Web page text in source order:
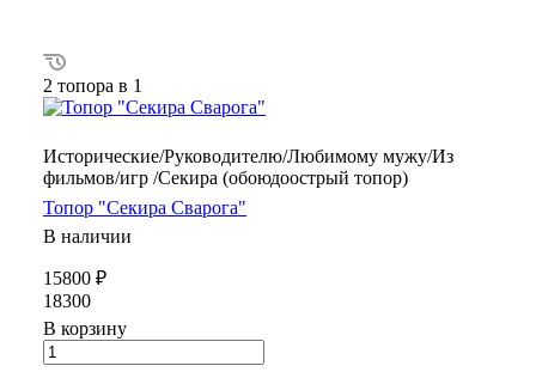
2 топора в 1
Исторические/Руководителю/Любимому мужу/Из
фильмов/игр /Секира (обоюдоострый топор)
Топор "Секира Сварога"
В наличии
15800 ₽
18300
В корзину